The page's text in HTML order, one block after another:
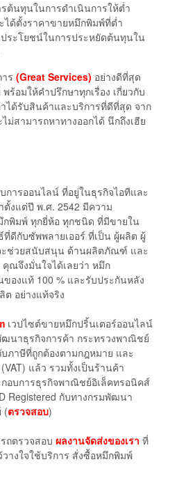
ต้นทุนในการดำเนินการให้ต่ำ
ได้ตั้งราคาขายหมึกพิมพ์ที่ต่ำ
ประโยชน์ในการประหยัดต้นทุนใน
ร (Great Services) อย่างดีที่สุด
ร้อมให้คำปรึกษาทุกเรื่อง เกี่ยวกับ
ได้รับสินค้าและบริการที่ดีที่สุด จาก
ม่สามารถหาทางออกได้ นึกถึงเฮีย
การออนไลน์ ที่อยู่ในธุรกิจไอทีและ
งแต่ปี พ.ศ. 2542 มีความ
กพิมพ์ ทุกยี่ห้อ ทุกชนิด ที่มีขายใน
ดีกับซัพพลายเออร์ ที่เป็น ผู้ผลิต ผู้
ะช่วยสนับสนุน ด้านผลิตภัณฑ์ และ
ณจึงมั่นใจได้เลยว่า หมึก
ของแท้ 100 % และรับประกันหลัง
ต อย่างแท้จริง
เวปไซต์ขายหมึกปริ้นเตอร์ออนไลน์
นาธุรกิจการค้า กระทรวงพาณิชย์
ภาษีที่ถูกต้องตามกฎหมาย และ
แล้ว รวมทั้งเป็นร้านค้า
อบการธุรกิจพาณิชย์อิเล็คทรอนิคส์
Registered กับทางกรมพัฒนา
(ตรวจสอบ)
ถตรวจสอบ ผลงานจัดส่งของเรา ที่
างใจใช้บริการ สั่งซื้อหมึกพิมพ์